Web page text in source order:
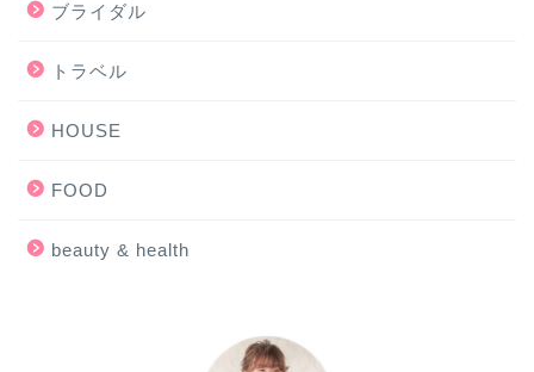
ブライダル
トラベル
HOUSE
FOOD
beauty & health